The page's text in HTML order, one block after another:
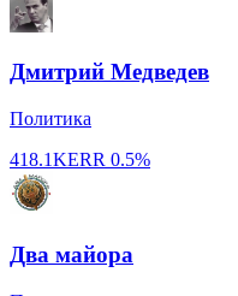
Дмитрий Медведев
Политика
418.1KERR 0.5%
Два майора